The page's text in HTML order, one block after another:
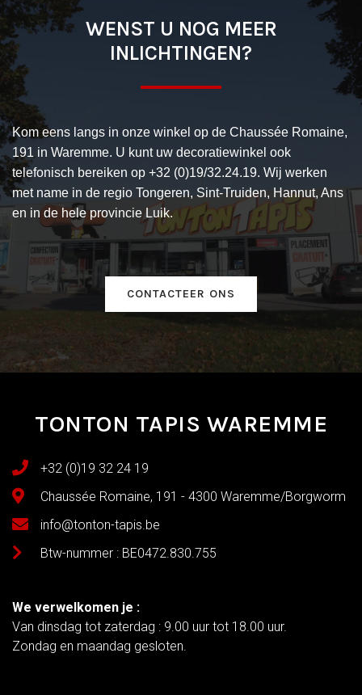
WENST U NOG MEER
INLICHTINGEN?
Kom eens langs in onze winkel op de Chaussée Romaine,
191 in Waremme. U kunt uw decoratiewinkel ook
telefonisch bereiken op +32 (0)19/32.24.19. Wij werken
met name in de regio Tongeren, Sint-Truiden, Hannut, Ans
en in de hele provincie Luik.
CONTACTEER ONS
TONTON TAPIS WAREMME
+32 (0)19 32 24 19
Chaussée Romaine, 191 - 4300 Waremme/Borgworm
info@tonton-tapis.be
Btw-nummer : BE0472.830.755
We verwelkomen je :
Van dinsdag tot zaterdag : 9.00 uur tot 18.00 uur.
Zondag en maandag gesloten.